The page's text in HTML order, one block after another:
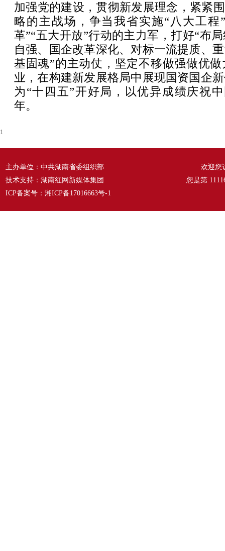
加强党的建设，贯彻新发展理念，紧紧
略的主战场，争当我省实施“八大工程
革”“五大开放”行动的主力军，打好“布
自强、国企改革深化、对标一流提质、
基固魂”的主动仗，坚定不移做强做优
业，在构建新发展格局中展现国资国企
为“十四五”开好局，以优异成绩庆祝
年。
1
主办单位：中共湖南省委组织部
技术支持：湖南红网新媒体集团
ICP备案号： 湘ICP备17016663号-1
欢迎您
您是第